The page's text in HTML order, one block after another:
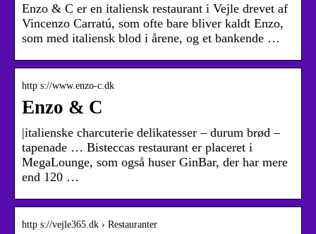
Enzo & C er en italiensk restaurant i Vejle drevet af
Vincenzo Carratú, som ofte bare bliver kaldt Enzo,
som med italiensk blod i årene, og et bankende …
http s://www.enzo-c.dk
Enzo & C
|italienske charcuterie delikatesser – durum brød –
tapenade … Bisteccas restaurant er placeret i
MegaLounge, som også huser GinBar, der har mere
end 120 …
http s://vejle365.dk › Restauranter